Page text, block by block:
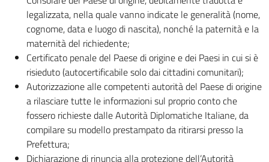
legalizzata, nella quale vanno indicate le generalità (nome,
cognome, data e luogo di nascita), nonché la paternità e la
maternità del richiedente;
Certificato penale del Paese di origine e dei Paesi in cui si è
risieduto (autocertificabile solo dai cittadini comunitari);
Autorizzazione alle competenti autorità del Paese di origine
a rilasciare tutte le informazioni sul proprio conto che
fossero richieste dalle Autorità Diplomatiche Italiane, da
compilare su modello prestampato da ritirarsi presso la
Prefettura;
Dichiarazione di rinuncia alla protezione dell’Autorità